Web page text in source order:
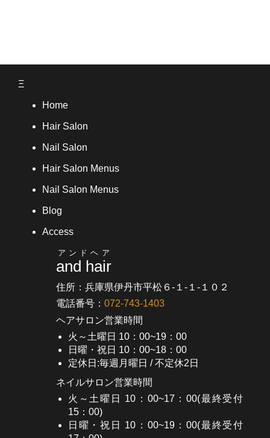
Ξ
Home
Hair Salon
Nail Salon
Hair Salon Menus
Nail Salon Menus
Blog
Access
and hair
アンドヘア
住所：兵庫県伊丹市平松６-１-１-１０２
電話番号： 072-743-1403
ヘアサロン営業時間
火～土曜日 10：00~19：00
日曜・祝日 10：00~18：00
定休日:毎週月曜日 / 不定休2日
ネイルサロン営業時間
火～土曜日 10：00~17：00(最終受付
15：00)
日曜・祝日 10：00~19：00(最終受付